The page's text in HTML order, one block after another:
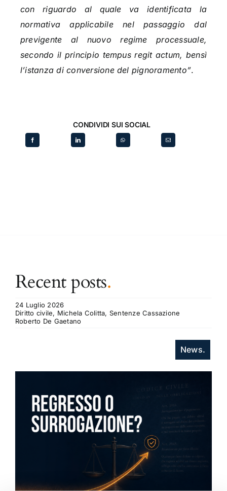
con riguardo al quale va identificata la
normativa applicabile nel passaggio dal
previgente al nuovo regime processuale,
secondo il principio tempus regit actum, bensì
l’istanza di conversione del pignoramento”.
CONDIVIDI SUI SOCIAL
Recent posts.
24 Luglio 2026
Diritto civile, Michela Colitta, Sentenze Cassazione
Roberto De Gaetano
News.